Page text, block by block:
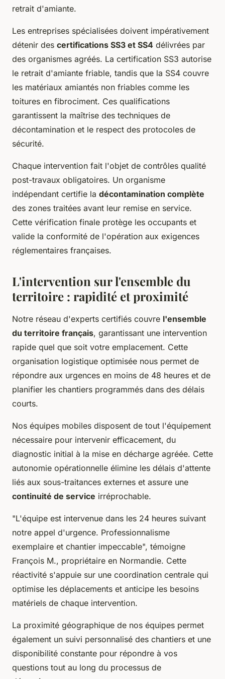
retrait d'amiante.
Les entreprises spécialisées doivent impérativement
détenir des certifications SS3 et SS4 délivrées par
des organismes agréés. La certification SS3 autorise
le retrait d'amiante friable, tandis que la SS4 couvre
les matériaux amiantés non friables comme les
toitures en fibrociment. Ces qualifications
garantissent la maîtrise des techniques de
décontamination et le respect des protocoles de
sécurité.
Chaque intervention fait l'objet de contrôles qualité
post-travaux obligatoires. Un organisme
indépendant certifie la décontamination complète
des zones traitées avant leur remise en service.
Cette vérification finale protège les occupants et
valide la conformité de l'opération aux exigences
réglementaires françaises.
L'intervention sur l'ensemble du
territoire : rapidité et proximité
Notre réseau d'experts certifiés couvre l'ensemble
du territoire français, garantissant une intervention
rapide quel que soit votre emplacement. Cette
organisation logistique optimisée nous permet de
répondre aux urgences en moins de 48 heures et de
planifier les chantiers programmés dans des délais
courts.
Nos équipes mobiles disposent de tout l'équipement
nécessaire pour intervenir efficacement, du
diagnostic initial à la mise en décharge agréée. Cette
autonomie opérationnelle élimine les délais d'attente
liés aux sous-traitances externes et assure une
continuité de service irréprochable.
"L'équipe est intervenue dans les 24 heures suivant
notre appel d'urgence. Professionnalisme
exemplaire et chantier impeccable", témoigne
François M., propriétaire en Normandie. Cette
réactivité s'appuie sur une coordination centrale qui
optimise les déplacements et anticipe les besoins
matériels de chaque intervention.
La proximité géographique de nos équipes permet
également un suivi personnalisé des chantiers et une
disponibilité constante pour répondre à vos
questions tout au long du processus de